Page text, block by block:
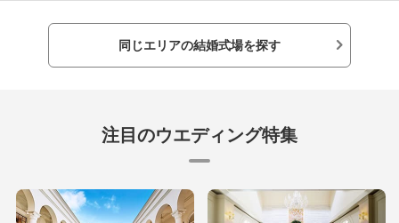
同じエリアの結婚式場を探す
注目のウエディング特集